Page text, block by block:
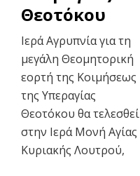
Θεοτόκου
Ιερά Αγρυπνία για τη
μεγάλη Θεομητορική
εορτή της Κοιμήσεως
της Υπεραγίας
Θεοτόκου θα τελεσθεί
στην Ιερά Μονή Αγίας
Κυριακής Λουτρού,